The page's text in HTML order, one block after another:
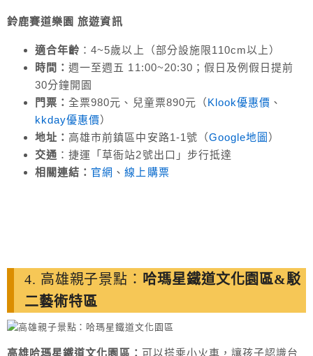
鈴鹿賽道樂園 旅遊資訊
適合年齡 ：4~5歲以上（部分設施限110cm以上）
時間：週一至週五 11:00~20:30；假日及例假日提前
30分鐘開園
門票：全票980元、兒童票890元（Klook優惠價 、
kkday優惠價）
地址： 高雄市前鎮區中安路1-1號（Google地圖 ）
交通 ：捷運「草衙站2號出口」步行抵達
相關連結： 官網 、線上購票
4. 高雄親子景點： 哈瑪星鐵道文化園區&駁
二藝術特區
高雄哈瑪星鐵道文化園區： 可以搭乘小火車，讓孩子認識台